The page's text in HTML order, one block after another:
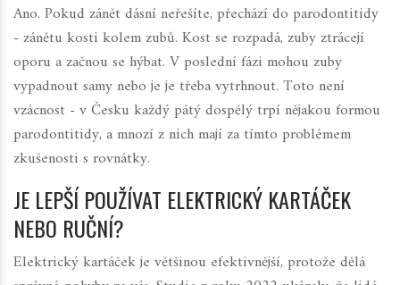
Ano. Pokud zánět dásní neřešíte, přechází do parodontitidy
- zánětu kosti kolem zubů. Kost se rozpadá, zuby ztrácejí
oporu a začnou se hýbat. V poslední fázi mohou zuby
vypadnout samy nebo je je třeba vytrhnout. Toto není
vzácnost - v Česku každý pátý dospělý trpí nějakou formou
parodontitidy, a mnozí z nich mají za tímto problémem
zkušenosti s rovnátky.
JE LEPŠÍ POUŽÍVAT ELEKTRICKÝ KARTÁČEK
NEBO RUČNÍ?
Elektrický kartáček je většinou efektivnější, protože dělá